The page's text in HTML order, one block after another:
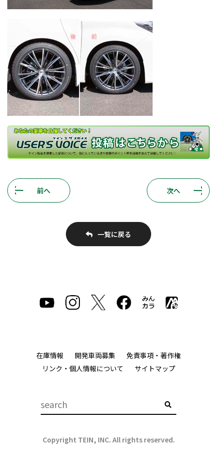
前へ 次へ
一覧に戻る
在庫情報 開発車両募集
免責事項・著作権
リンク・個人情報について
サイトマップ
Copyright TEIN, INC. All rights reserved.